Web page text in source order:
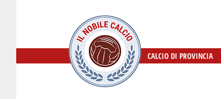
CALCIO DI PROVINCIA
CALCIO DI PROVINCIA